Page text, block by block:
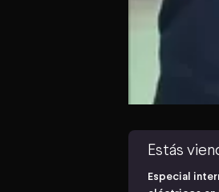
Estás
Especial